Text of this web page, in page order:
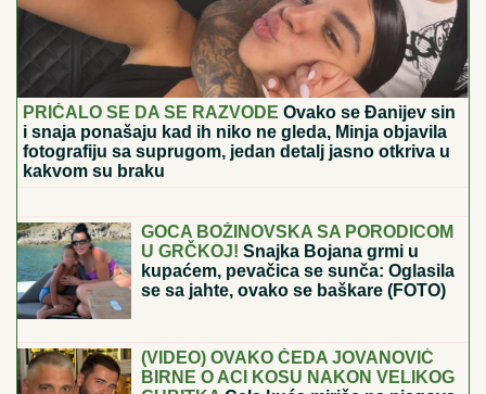
PRIČALO SE DA SE RAZVODE Ovako se Đanijev sin
i snaja ponašaju kad ih niko ne gleda, Minja objavila
fotografiju sa suprugom, jedan detalj jasno otkriva u
kakvom su braku
ISPUŠTAMO GA IZ RUKU"Ceca
Ražnatović o unuku, porodici Gudelj i
Anastasiji: "Odlično se snašla, nisam
je savetovala", spomenula i novi
album posle 10 godina
kupaćem, pevačica se sunča: Oglasila
se sa jahte, ovako se baškare (FOTO)